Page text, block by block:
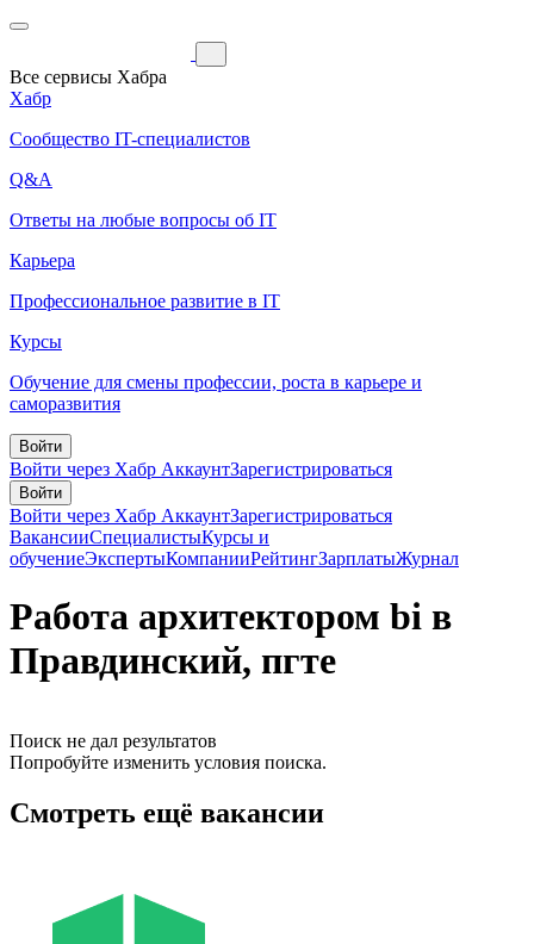
Все сервисы Хабра
Хабр
Сообщество IT-специалистов
Q&A
Ответы на любые вопросы об IT
Карьера
Профессиональное развитие в IT
Курсы
Обучение для смены профессии, роста в карьере и
саморазвития
Войти
Войти через Хабр АккаунтЗарегистрироваться
Войти
Войти через Хабр АккаунтЗарегистрироваться
ВакансииСпециалистыКурсы и
обучениеЭкспертыКомпанииРейтингЗарплатыЖурнал
Работа архитектором bi в
Правдинский, пгте
Поиск не дал результатов
Попробуйте изменить условия поиска.
Смотреть ещё вакансии